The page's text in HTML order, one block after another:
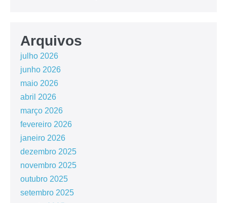
Arquivos
julho 2026
junho 2026
maio 2026
abril 2026
março 2026
fevereiro 2026
janeiro 2026
dezembro 2025
novembro 2025
outubro 2025
setembro 2025